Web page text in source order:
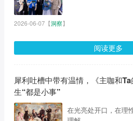
2026-06-07【洞察】
阅读更多
犀利吐槽中带有温情，《主咖和
生“都是小事”
在光亮处开口，在理